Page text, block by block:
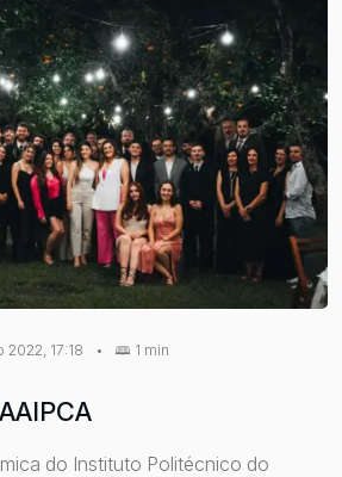
2022, 17:18 • 1 min
do Instituto Politécnico do